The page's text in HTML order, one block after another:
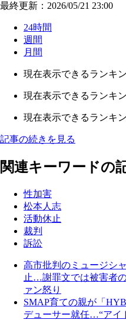
最終更新：2026/05/21 23:00
24時間
週間
月間
現在表示できるランキ
現在表示できるランキ
現在表示できるランキ
記事の続きを見る
関連キーワードの
性加害
松本人志
活動休止
裁判
訴訟
高市批判のミュージシ
止…謝罪文では被害者
ァン怒り
SMAP育ての親が「
デューサー就任…“アイ